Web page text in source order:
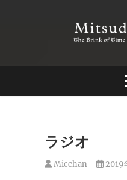
ラジオ
Micchan 2019